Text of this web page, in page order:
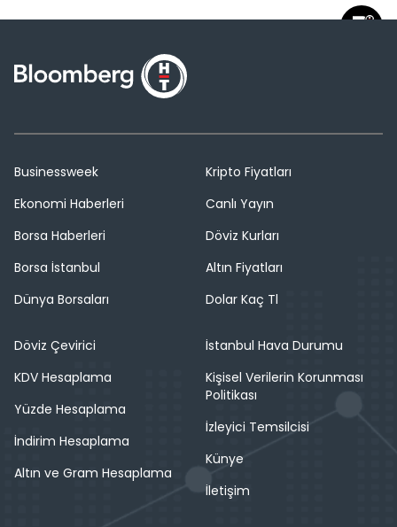
Businessweek
Ekonomi Haberleri
Borsa Haberleri
Borsa İstanbul
Dünya Borsaları
Kripto Fiyatları
Canlı Yayın
Döviz Kurları
Altın Fiyatları
Dolar Kaç Tl
Döviz Çevirici
KDV Hesaplama
Yüzde Hesaplama
İndirim Hesaplama
Altın ve Gram Hesaplama
İstanbul Hava Durumu
Kişisel Verilerin Korunması
Politikası
İzleyici Temsilcisi
Künye
İletişim